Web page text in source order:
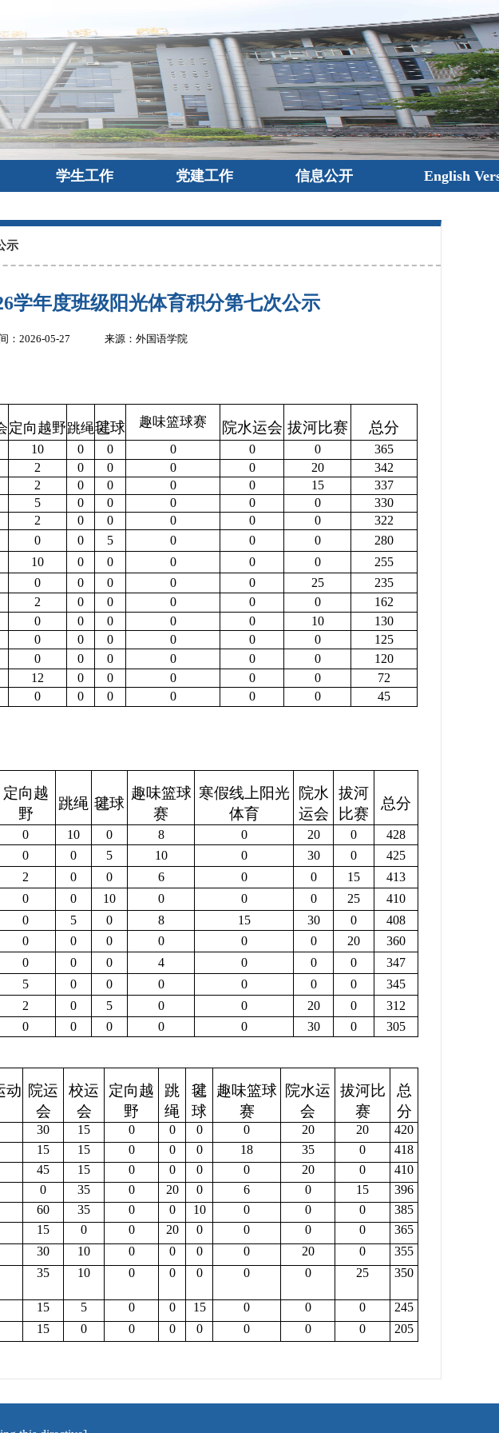
学生工作 党建工作 信息公开 English
示
学年度班级阳光体育积分第七次公示
：2026-05-27 来源：外国语学院
定向越野跳绳毽球 趣味篮球赛 院水运会 拔河比赛 总分
10 0 0 0 0 0
365
2 0 0 0 0 20
342
2 0 0 0 0 15
337
5 0 0 0 0 0
330
2 0 0 0 0 0
322
0 0 5 0 0 0
280
10 0 0 0 0 0
255
0 0 0 0 0 25
235
2 0 0 0 0 0
162
0 0 0 0 0 10
130
0 0 0 0 0 0
125
0 0 0 0 0 0
120
12 0 0 0 0 0
72
0 0 0 0 0 0 45
定向越
野
跳绳 毽球
趣味篮球
赛
寒假线上阳光
体育
院水
运会
拔河
比赛
总分
0 10 0 8 0 20 0
428
0 0 5 10 0 30 0
425
2 0 0 6 0 0 15
413
0 0 10 0 0 0 25
410
0 5 0 8 15 30 0
408
0 0 0 0 0 0 20
360
0 0 0 4 0 0 0
347
5 0 0 0 0 0 0
345
2 0 5 0 0 20 0
312
0 0 0 0 0 30 0 305
动 院运
会
校运
会
定向越
野
跳
绳
毽
球
趣味篮球
赛
院水运
会
拔河比
赛
总
分
30 15 0 0 0 0 20 20
420
15 15 0 0 0 18 35 0
418
45 15 0 0 0 0 20 0 410
0 35 0 20 0 6 0 15
396
60 35 0 0 10 0 0 0
385
15 0 0 20 0 0 0 0
365
30 10 0 0 0 0 20 0
355
35 10 0 0 0 0 0 25 350
15 5 0 0 15 0 0 0
245
15 0 0 0 0 0 0 0 205